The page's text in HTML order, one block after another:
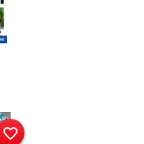
favorite_border